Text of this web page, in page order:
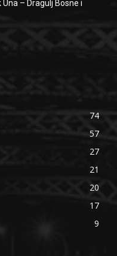
Una – Dragulj Bosne i
74
57
27
21
20
17
9